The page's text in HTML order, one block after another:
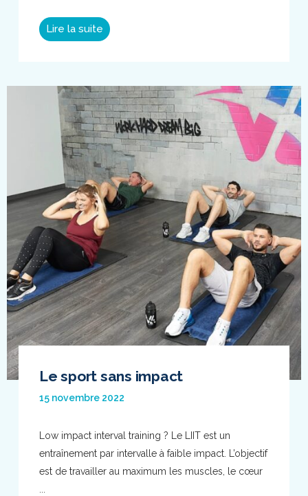
Lire la suite
Le sport sans impact
15 novembre 2022
Low impact interval training ? Le LIIT est un
entraînement par intervalle à faible impact. L’objectif
est de travailler au maximum les muscles, le cœur
...